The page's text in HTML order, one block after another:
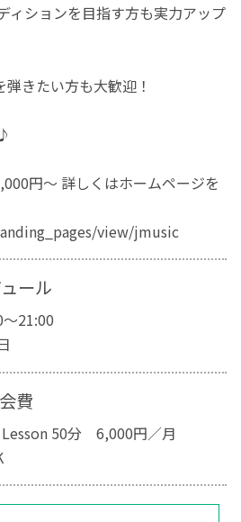
ィションを目指す方も実力アップ
きたい方も大歓迎！
円〜 詳しくはホームページを
view/jmusic
ール
21:00
費
50分 6,000円／月